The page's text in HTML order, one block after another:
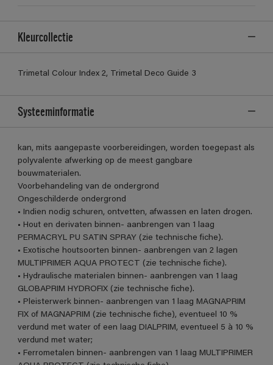
Kleurcollectie
Trimetal Colour Index 2, Trimetal Deco Guide 3
Systeeminformatie
kan, mits aangepaste voorbereidingen, worden toegepast als
polyvalente afwerking op de meest gangbare
bouwmaterialen.
Voorbehandeling van de ondergrond
Ongeschilderde ondergrond
• Indien nodig schuren, ontvetten, afwassen en laten drogen.
• Hout en derivaten binnen- aanbrengen van 1 laag
PERMACRYL PU SATIN SPRAY (zie technische fiche).
• Exotische houtsoorten binnen- aanbrengen van 2 lagen
MULTIPRIMER AQUA PROTECT (zie technische fiche).
• Hydraulische materialen binnen- aanbrengen van 1 laag
GLOBAPRIM HYDROFIX (zie technische fiche).
• Pleisterwerk binnen- aanbrengen van 1 laag MAGNAPRIM
FIX of MAGNAPRIM (zie technische fiche), eventueel 10 %
verdund met water of een laag DIALPRIM, eventueel 5 à 10 %
verdund met water;
• Ferrometalen binnen- aanbrengen van 1 laag MULTIPRIMER